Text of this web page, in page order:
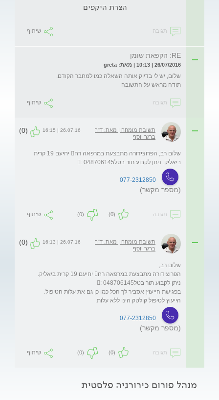
הצרת היקפים
תגובה שיתוף
RE: הקפאת שומן
26/07/2016 | 10:13 | מאת: greta
תודה מראש על התשובה
תגובה שיתוף
תשובת מומחה | מאת: ד"ר
ברגר יוסף
26.07.16 | 16:15
(0)
שלום רב, הפרוצידורה מתבצעת במרפאה רח יחיעם 19 קרית
ביאליק. ניתן לקבוע תור בטל: 048706145
077-2312850
(מספר מקשר)
תגובה (0)
(0) שיתוף
תשובת מומחה | מאת: ד"ר
ברגר יוסף
26.07.16 | 16:13
(0)
הייעוץ לטיפול קולטק הינו ללא עלות.
077-2312850
(מספר מקשר)
תגובה (0)
(0) שיתוף
מנהל פורום כירורגיה פלסטית